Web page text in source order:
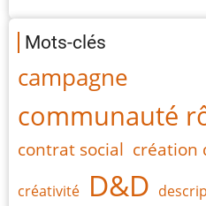
Mots-clés
campagne
communauté
contrat social création
créativité D&D